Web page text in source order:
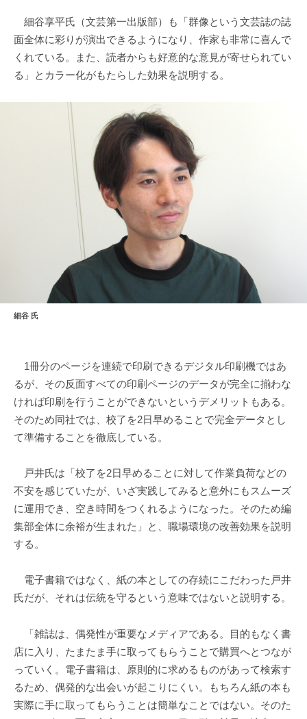
細谷享平氏（文芸第一出版部）も「群像という文芸誌の誌
面全体に彩りが演出できるようになり、作家も非常に喜んで
くれている。また、読者からも好意的な意見が寄せられてい
る」とカラー化がもたらした効果を説明する。
細谷 氏
1冊分のページを連続で印刷できるデジタル印刷機ではあ
るが、その反面すべての印刷ページのデータが完全に揃わな
ければ印刷を行うことができないというデメリットもある。
そのため同社では、校了を2日早めることで完全データとし
て準備することを徹底している。
戸井氏は「校了を2日早めることに対して作業負荷などの
不安を感じていたが、いざ実践してみると意外にもスムーズ
に運用でき、空き時間をつくれるようになった。そのため編
集部全体に余裕が生まれた」と、職場環境の改善効果を説明
する。
電子書籍ではなく、紙の本としての存続にこだわった戸井
氏だが、それは伝統を守るという意味ではないと説明する。
「雑誌は、偶発性が重要なメディアである。目的もなく書
店に入り、たまたま手に取ってもらうことで購買へとつなが
っていく。電子書籍は、原則的に求めるものがあって検索す
るため、偶発的な出会いが起こりにくい。もちろん紙の本も
実際に手に取ってもらうことは簡単なことではない。そのた